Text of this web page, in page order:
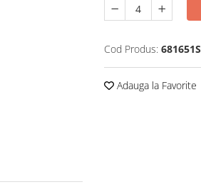
Cod Produs: 681651S
Adauga la Favorite